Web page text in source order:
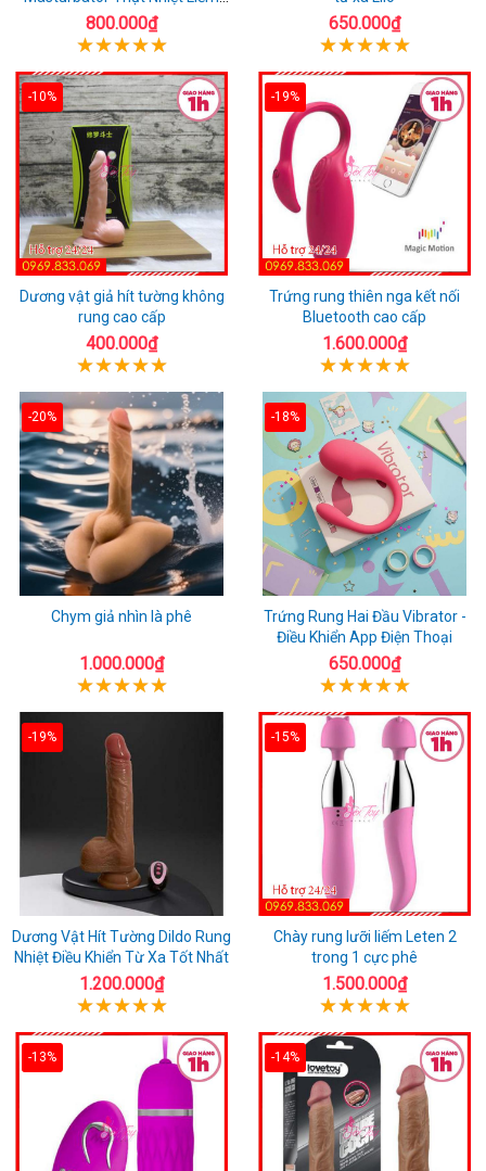
Rung
800.000₫ 650.000₫
-10%
Dương vật giả hít tường không
rung cao cấp
400.000₫
-19%
Trứng rung thiên nga kết nối
Bluetooth cao cấp
1.600.000₫
-20%
Chym giả nhìn là phê
1.000.000₫
-18%
Trứng Rung Hai Đầu Vibrator -
Điều Khiển App Điện Thoại
650.000₫
-19%
Dương Vật Hít Tường Dildo Rung
Nhiệt Điều Khiển Từ Xa Tốt Nhất
1.200.000₫
-15%
Chày rung lưỡi liếm Leten 2
trong 1 cực phê
1.500.000₫
-13% -14%